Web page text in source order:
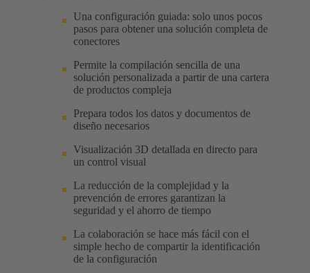
Una configuración guiada: solo unos pocos
pasos para obtener una solución completa de
conectores
Permite la compilación sencilla de una
solución personalizada a partir de una cartera
de productos compleja
Prepara todos los datos y documentos de
diseño necesarios
Visualización 3D detallada en directo para
un control visual
La reducción de la complejidad y la
prevención de errores garantizan la
seguridad y el ahorro de tiempo
La colaboración se hace más fácil con el
simple hecho de compartir la identificación
de la configuración